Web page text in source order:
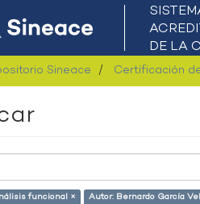
Sineace Certificación
funcional × Autor: Bernardo García